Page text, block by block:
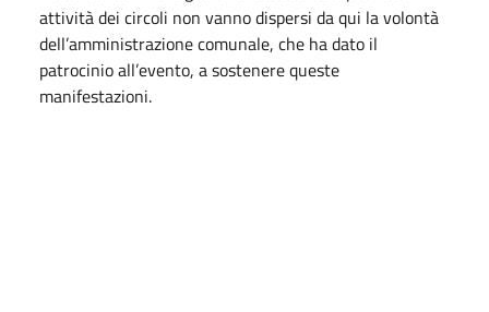
attività dei circoli non vanno dispersi da qui la volontà
dell’amministrazione comunale, che ha dato il
patrocinio all’evento, a sostenere queste
manifestazioni.